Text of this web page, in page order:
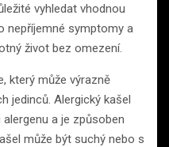
vyhledat vhodnou
nepříjemné symptomy a
život bez omezení.
který může výrazně
jedinců. Alergický kašel
a je způsoben
může být suchý nebo s